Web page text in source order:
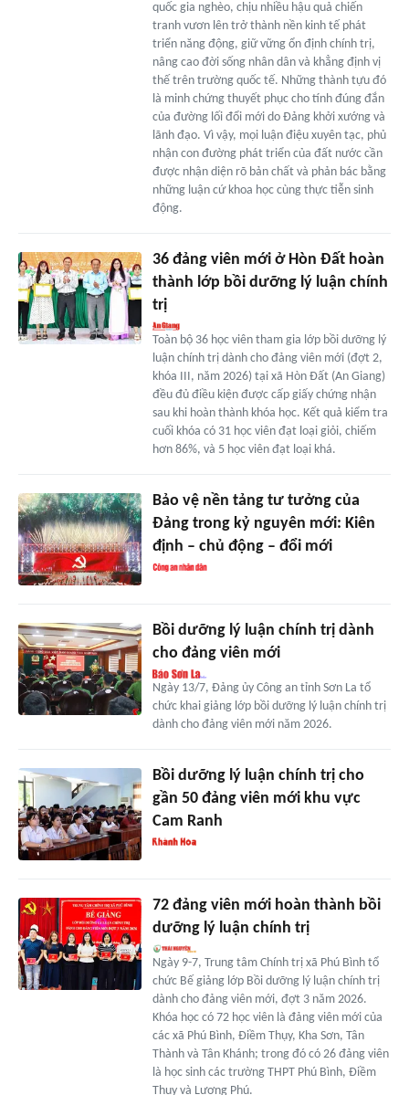
quốc gia nghèo, chịu nhiều hậu quả chiến
tranh vươn lên trở thành nền kinh tế phát
triển năng động, giữ vững ổn định chính trị,
nâng cao đời sống nhân dân và khẳng định vị
thế trên trường quốc tế. Những thành tựu đó
là minh chứng thuyết phục cho tính đúng đắn
của đường lối đổi mới do Đảng khởi xướng và
lãnh đạo. Vì vậy, mọi luận điệu xuyên tạc, phủ
nhận con đường phát triển của đất nước cần
được nhận diện rõ bản chất và phản bác bằng
những luận cứ khoa học cùng thực tiễn sinh
động.
36 đảng viên mới ở Hòn Đất hoàn
thành lớp bồi dưỡng lý luận chính
trị
Toàn bộ 36 học viên tham gia lớp bồi dưỡng lý
luận chính trị dành cho đảng viên mới (đợt 2,
khóa III, năm 2026) tại xã Hòn Đất (An Giang)
đều đủ điều kiện được cấp giấy chứng nhận
sau khi hoàn thành khóa học. Kết quả kiểm tra
cuối khóa có 31 học viên đạt loại giỏi, chiếm
hơn 86%, và 5 học viên đạt loại khá.
Bảo vệ nền tảng tư tưởng của
Đảng trong kỷ nguyên mới: Kiên
định – chủ động – đổi mới
Bồi dưỡng lý luận chính trị dành
cho đảng viên mới
Ngày 13/7, Đảng ủy Công an tỉnh Sơn La tổ
chức khai giảng lớp bồi dưỡng lý luận chính trị
dành cho đảng viên mới năm 2026.
Bồi dưỡng lý luận chính trị cho
gần 50 đảng viên mới khu vực
Cam Ranh
72 đảng viên mới hoàn thành bồi
dưỡng lý luận chính trị
Ngày 9-7, Trung tâm Chính trị xã Phú Bình tổ
chức Bế giảng lớp Bồi dưỡng lý luận chính trị
dành cho đảng viên mới, đợt 3 năm 2026.
Khóa học có 72 học viên là đảng viên mới của
các xã Phú Bình, Điềm Thụy, Kha Sơn, Tân
Thành và Tân Khánh; trong đó có 26 đảng viên
là học sinh các trường THPT Phú Bình, Điềm
Thụy và Lương Phú.